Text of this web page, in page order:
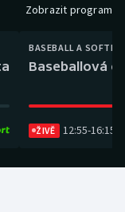
Zobrazit program
BASEBALL A
Baseballová
ŽIVĚ 12:55-16:15